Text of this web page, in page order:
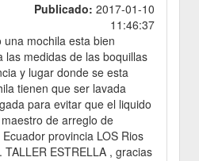
Publicado: 2017-01-10
11:46:37
mochila esta bien
las medidas de las boquillas
y lugar donde se esta
tienen que ser lavada
para evitar que el liquido
de arreglo de
provincia LOS Rios
TALLER ESTRELLA , gracias